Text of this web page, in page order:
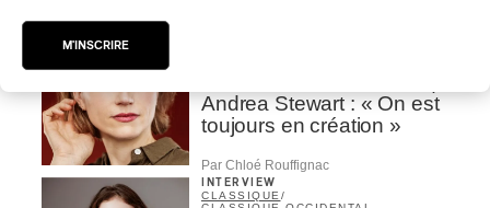
Andrea Stewart : « On est
toujours en création »
Par Chloé Rouffignac
INTERVIEW
CLASSIQUE/
M'INSCRIRE